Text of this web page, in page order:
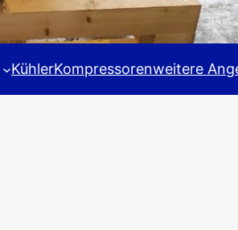
KühlerKompressorenweitere